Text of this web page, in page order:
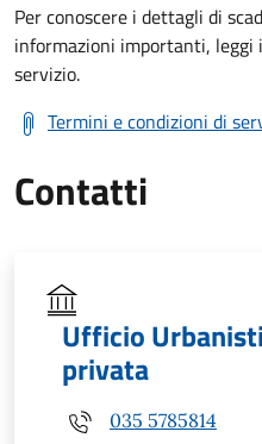
Per conoscere i dettagli di
informazioni importanti, leggi
servizio.
Termini e condizioni di
Contatti
Ufficio
privata
035 5785814